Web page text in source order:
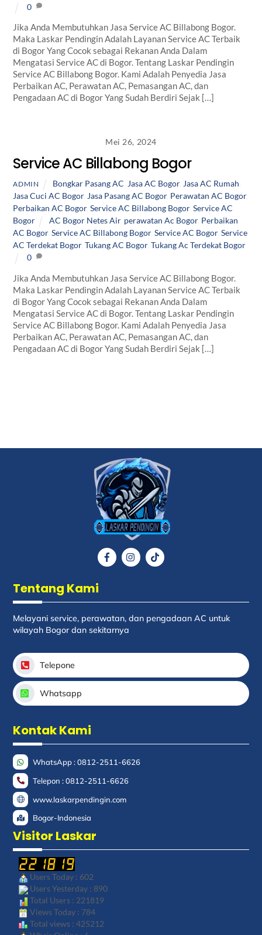
0
Jika Anda Membutuhkan Jasa Service AC Billabong Bogor.
Maka Laskar Pendingin Adalah Layanan Service AC Terbaik
di Bogor Yang Cocok sebagai Rekanan Anda Dalam
Mengatasi Service AC di Bogor. Tentang Laskar Pendingin
Service AC Billabong Bogor. Kami Adalah Penyedia Jasa
Perbaikan AC, Perawatan AC, Pemasangan AC, dan
Pengadaan AC di Bogor Yang Sudah Berdiri Sejak […]
Mei 26, 2024
Service AC Billabong Bogor
ADMIN Bongkar Pasang AC Jasa AC Bogor, Jasa AC Rumah
Jasa Cuci AC Bogor, Jasa Pasang AC Bogor, Perawatan AC Bogor,
Perbaikan AC Bogor,Service AC Billabong Bogor,Service AC
Bogor
AC Bogor Netes Air, perawatan Ac Bogor, Perbaikan
AC Bogor,Service AC Billabong Bogor,Service AC Bogor,Service
AC Terdekat Bogor,Tukang AC Bogor,Tukang Ac Terdekat Bogor
0
Jika Anda Membutuhkan Jasa Service AC Billabong Bogor.
Maka Laskar Pendingin Adalah Layanan Service AC Terbaik
di Bogor Yang Cocok sebagai Rekanan Anda Dalam
Mengatasi Service AC di Bogor. Tentang Laskar Pendingin
Service AC Billabong Bogor. Kami Adalah Penyedia Jasa
Perbaikan AC, Perawatan AC, Pemasangan AC, dan
Pengadaan AC di Bogor Yang Sudah Berdiri Sejak […]
Icon
Icon
Icon
Tentang Kami
Melayani service, perawatan, dan pengadaan AC untuk
wilayah Bogor dan sekitarnya
Telepone
Whatsapp
Kontak Kami
WhatsApp : 0812-2511-6626
Telepon : 0812-2511-6626
www.laskarpendingin.com
Bogor-Indonesia
Visitor Laskar
Users Today : 602
Users Yesterday : 890
Total Users : 221819
Views Today : 784
Total views : 425212